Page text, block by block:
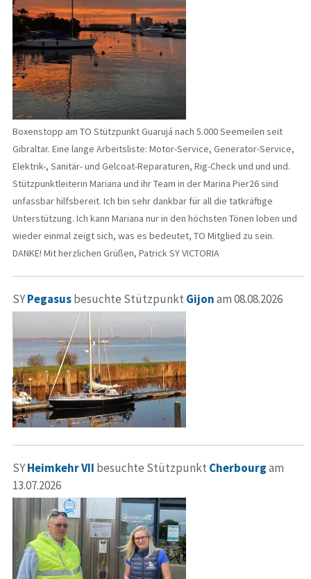
Boxenstopp am TO Stützpunkt Guarujá nach 5.000 Seemeilen seit
Gibraltar. Eine lange Arbeitsliste: Motor-Service, Generator-Service,
Elektrik-, Sanitär- und Gelcoat-Reparaturen, Rig-Check und und und.
Stützpunktleiterin Mariana und ihr Team in der Marina Pier26 sind
unfassbar hilfsbereit. Ich bin sehr dankbar für all die tatkräftige
Unterstützung. Ich kann Mariana nur in den höchsten Tönen loben und
wieder einmal zeigt sich, was es bedeutet, TO Mitglied zu sein.
DANKE! Mit herzlichen Grüßen, Patrick SY VICTORIA
SYPegasusbesuchte Stützpunkt Gijonam 08.08.2026
SYHeimkehr VII besuchte Stützpunkt Cherbourgam
13.07.2026